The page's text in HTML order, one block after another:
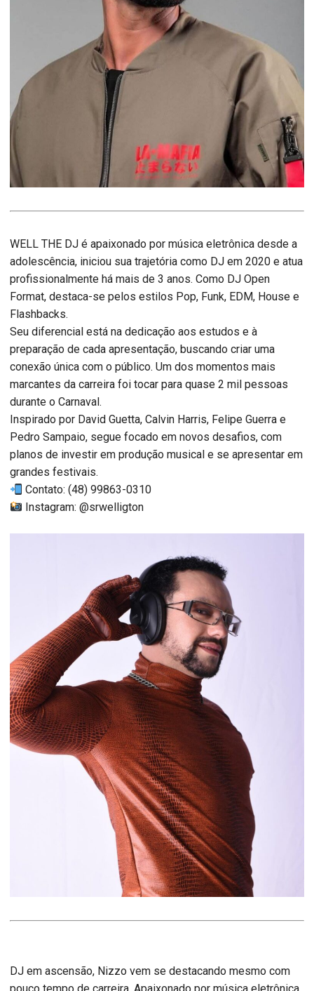
WELL THE DJ é apaixonado por música eletrônica desde a
adolescência, iniciou sua trajetória como DJ em 2020 e atua
profissionalmente há mais de 3 anos. Como DJ Open
Format, destaca-se pelos estilos Pop, Funk, EDM, House e
Flashbacks.
Seu diferencial está na dedicação aos estudos e à
preparação de cada apresentação, buscando criar uma
conexão única com o público. Um dos momentos mais
marcantes da carreira foi tocar para quase 2 mil pessoas
durante o Carnaval.
Inspirado por David Guetta, Calvin Harris, Felipe Guerra e
Pedro Sampaio, segue focado em novos desafios, com
planos de investir em produção musical e se apresentar em
grandes festivais.
Contato: (48) 99863-0310
Instagram: @srwelligton
DJ em ascensão, Nizzo vem se destacando mesmo com